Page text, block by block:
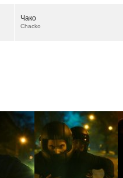
Чако
Chacko